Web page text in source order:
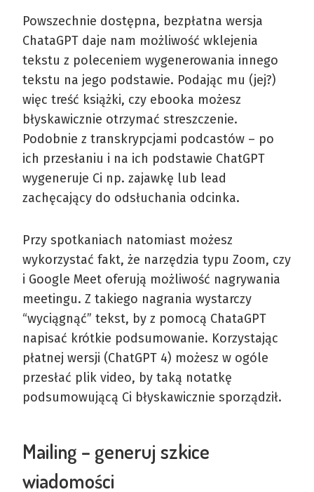
Powszechnie dostępna, bezpłatna wersja
ChataGPT daje nam możliwość wklejenia
tekstu z poleceniem wygenerowania innego
tekstu na jego podstawie. Podając mu (jej?)
więc treść książki, czy ebooka możesz
błyskawicznie otrzymać streszczenie.
Podobnie z transkrypcjami podcastów – po
ich przesłaniu i na ich podstawie ChatGPT
wygeneruje Ci np. zajawkę lub lead
zachęcający do odsłuchania odcinka.
Przy spotkaniach natomiast możesz
wykorzystać fakt, że narzędzia typu Zoom, czy
i Google Meet oferują możliwość nagrywania
meetingu. Z takiego nagrania wystarczy
“wyciągnąć” tekst, by z pomocą ChataGPT
napisać krótkie podsumowanie. Korzystając
płatnej wersji (ChatGPT 4) możesz w ogóle
przesłać plik video, by taką notatkę
podsumowującą Ci błyskawicznie sporządził.
Mailing – generuj szkice
wiadomości